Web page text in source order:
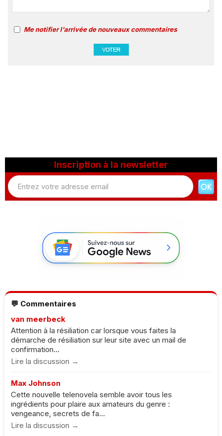
Me notifier l'arrivée de nouveaux commentaires
Inscription à la newsletter
💬 Commentaires
van meerbeck
Attention à la résiliation car lorsque vous faites la
démarche de résiliation sur leur site avec un mail de
confirmation...
Lire la discussion →
Max Johnson
Cette nouvelle telenovela semble avoir tous les
ingrédients pour plaire aux amateurs du genre :
vengeance, secrets de fa...
Lire la discussion →